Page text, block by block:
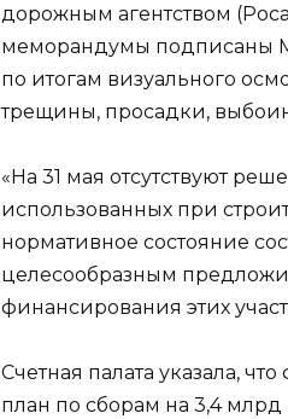
дорожным агентством
меморандумы подписаны
по итогам визуального
трещины, просадки,
«На 31 мая отсутствуют
использованных при
нормативное состояние
целесообразным
финансирования этих
Счетная палата указала,
план по сборам на 3,4 млрд